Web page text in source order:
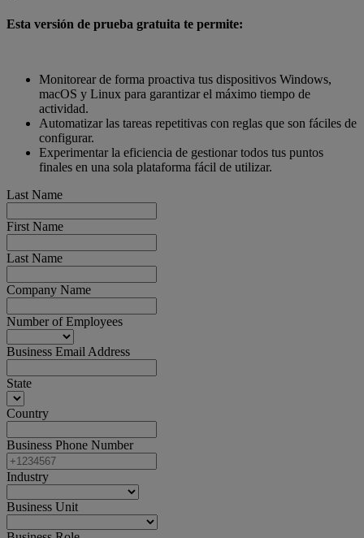
Esta versión de prueba gratuita te permite:
Monitorear de forma proactiva tus dispositivos Windows,
macOS y Linux para garantizar el máximo tiempo de
actividad.
Automatizar las tareas repetitivas con reglas que son fáciles de
configurar.
Experimentar la eficiencia de gestionar todos tus puntos
finales en una sola plataforma fácil de utilizar.
Last Name
First Name
Last Name
Company Name
Number of Employees
Business Email Address
State
Country
Business Phone Number
Industry
Business Unit